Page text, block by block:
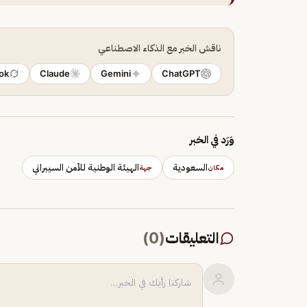
ناقش الخبر مع الذكاء الاصطناعي
ChatGPT
Gemini
Claude
وَرَد في الخبر
مكانالسعودية جهةالهيئة الوطنية للأمن السيبراني
التعليقات(
0
)